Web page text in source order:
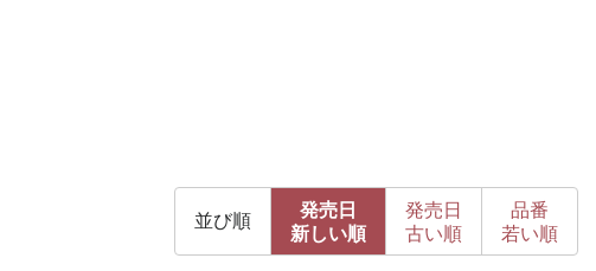
並び順
発売日
新しい順
発売日
古い順
品番
若い順